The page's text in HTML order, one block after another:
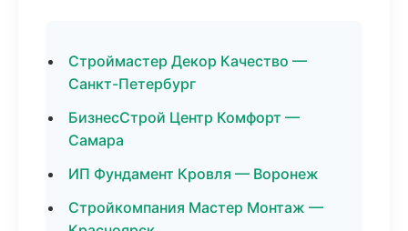
Строймастер Декор Качество —
Санкт-Петербург
БизнесСтрой Центр Комфорт —
Самара
ИП Фундамент Кровля — Воронеж
Стройкомпания Мастер Монтаж —